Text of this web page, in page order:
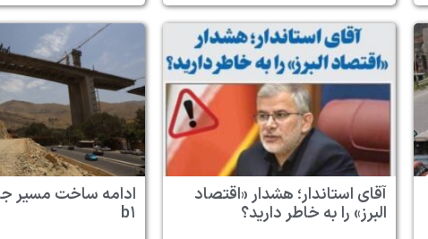
آقای استاندار؛ هشدار «اقتصاد
البرز» را به خاطر دارید؟
ادامه ساخت مسیر
b۱